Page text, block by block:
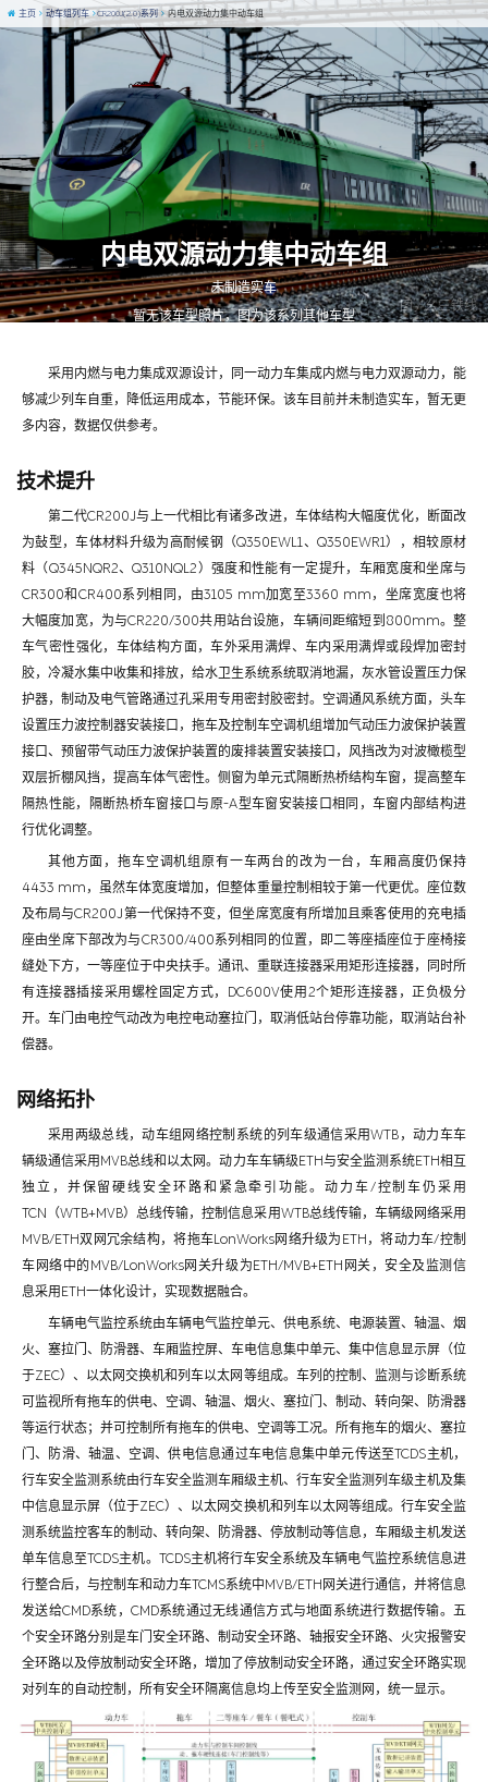
图 / 幺三铁线
内电双源动力集中动车组
未制造实车
暂无该车型照片，图为该系列其他车型
主页 动车组列车 CR200J(2.0)系列 内电双源动力集中动车组
采用内燃与电力集成双源设计，同一动力车集成内燃与电力双源动力，能
够减少列车自重，降低运用成本，节能环保。该车目前并未制造实车，暂无更
多内容，数据仅供参考。
技术提升
第二代CR200J与上一代相比有诸多改进，车体结构大幅度优化，断面改
为鼔型，车体材料升级为高耐候钢（Q350EWL1、Q350EWR1），相较原材
料（Q345NQR2、Q310NQL2）强度和性能有一定提升，车厢宽度和坐席与
CR300和CR400系列相同，由3105 mm加宽至3360 mm，坐席宽度也将
大幅度加宽，为与CR220/300共用站台设施，车辆间距缩短到800mm。整
车气密性强化，车体结构方面，车外采用满焊、车内采用满焊或段焊加密封
胶，冷凝水集中收集和排放，给水卫生系统系统取消地漏，灰水管设置压力保
护器，制动及电气管路通过孔采用专用密封胶密封。空调通风系统方面，头车
设置压力波控制器安装接口，拖车及控制车空调机组增加气动压力波保护装置
接口、预留带气动压力波保护装置的废排装置安装接口，风挡改为对波橄榄型
双层折棚风挡，提高车体气密性。侧窗为单元式隔断热桥结构车窗，提高整车
隔热性能，隔断热桥车窗接口与原-A型车窗安装接口相同，车窗内部结构进
行优化调整。
其他方面，拖车空调机组原有一车两台的改为一台，车厢高度仍保持
4433 mm，虽然车体宽度增加，但整体重量控制相较于第一代更优。座位数
及布局与CR200J第一代保持不变，但坐席宽度有所增加且乘客使用的充电插
座由坐席下部改为与CR300/400系列相同的位置，即二等座插座位于座椅接
缝处下方，一等座位于中央扶手。通讯、重联连接器采用矩形连接器，同时所
有连接器插接采用螺栓固定方式，DC600V使用2个矩形连接器，正负极分
开。车门由电控气动改为电控电动塞拉门，取消低站台停靠功能，取消站台补
偿器。
网络拓扑
采用两级总线，动车组网络控制系统的列车级通信采用WTB，动力车车
辆级通信采用MVB总线和以太网。动力车车辆级ETH与安全监测系统ETH相互
独立，并保留硬线安全环路和紧急牵引功能。动力车/控制车仍采用
TCN（WTB+MVB）总线传输，控制信息采用WTB总线传输，车辆级网络采用
MVB/ETH双网冗余结构，将拖车LonWorks网络升级为ETH，将动力车/控制
车网络中的MVB/LonWorks网关升级为ETH/MVB+ETH网关，安全及监测信
息采用ETH一体化设计，实现数据融合。
车辆电气监控系统由车辆电气监控单元、供电系统、电源装置、轴温、烟
火、塞拉门、防滑器、车厢监控屏、车电信息集中单元、集中信息显示屏（位
于ZEC）、以太网交换机和列车以太网等组成。车列的控制、监测与诊断系统
可监视所有拖车的供电、空调、轴温、烟火、塞拉门、制动、转向架、防滑器
等运行状态；并可控制所有拖车的供电、空调等工况。所有拖车的烟火、塞拉
门、防滑、轴温、空调、供电信息通过车电信息集中单元传送至TCDS主机，
行车安全监测系统由行车安全监测车厢级主机、行车安全监测列车级主机及集
中信息显示屏（位于ZEC）、以太网交换机和列车以太网等组成。行车安全监
测系统监控客车的制动、转向架、防滑器、停放制动等信息，车厢级主机发送
单车信息至TCDS主机。TCDS主机将行车安全系统及车辆电气监控系统信息进
行整合后，与控制车和动力车TCMS系统中MVB/ETH网关进行通信，并将信息
发送给CMD系统，CMD系统通过无线通信方式与地面系统进行数据传输。五
个安全环路分别是车门安全环路、制动安全环路、轴报安全环路、火灾报警安
全环路以及停放制动安全环路，增加了停放制动安全环路，通过安全环路实现
对列车的自动控制，所有安全环隔离信息均上传至安全监测网，统一显示。